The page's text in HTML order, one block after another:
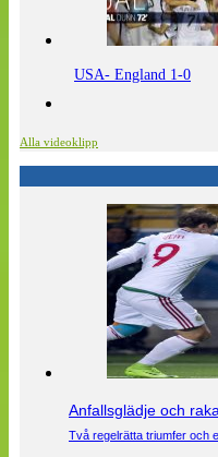
USA- England 1-0
Alla videoklipp
Anfallsglädje och
Två regelrätta triumfer och